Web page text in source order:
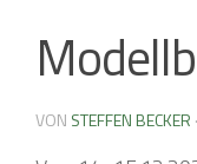
VON STEFFEN BECKER ·